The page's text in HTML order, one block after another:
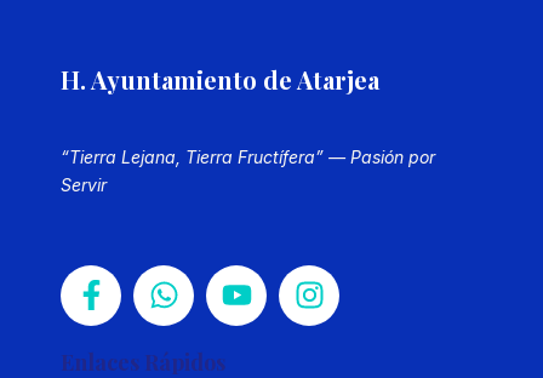
H. Ayuntamiento de Atarjea
“Tierra Lejana, Tierra Fructífera” — Pasión por
Servir
Enlaces Rápidos